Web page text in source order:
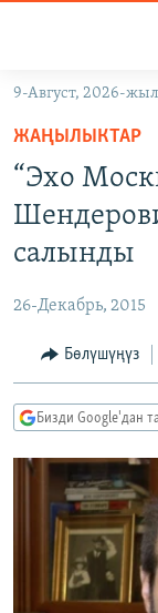
Навигацияга
өтүңүз
Издөөгө
салыңыз
КЫРГЫЗСТАН
МАДАНИЯТ
ТВ
БҮГҮН АЗАТТЫКТА
ДАНИСТЕ
ЭЖЕ-СИҢДИЛЕР
АЗАТТЫК+
ЫҢГАЙСЫЗ
ПОДКАСТ
Русский
ОНЛАЙН ШЕРИНЕ
9-Август, 2026-
ЖАҢЫЛЫКТАР
“Эхо
салынды
26-Декабрь, 2015
Бөлүшүңүз
Бизди Google'дан